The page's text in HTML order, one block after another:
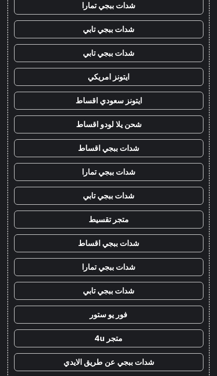
شدات ببجي تمارا
شدات ببجي تابي
شدات ببجي تابي
ايتونز امريكي
ايتونز سعودي اقساط
شحن يلا لودو اقساط
شدات ببجي اقساط
شدات ببجي تمارا
شدات ببجي تابي
متجر تقسيط
شدات ببجي اقساط
شدات ببجي تمارا
شدات ببجي تابي
فور يو ستور
متجر 4u
شدات ببجي عن طريق الايدي